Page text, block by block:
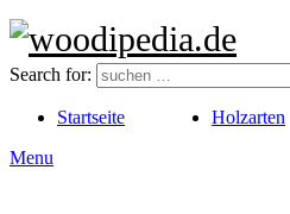
Search for:
Startseite Holzarten
Menu